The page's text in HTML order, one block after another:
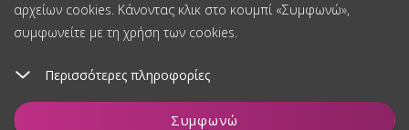
αρχείων cookies. Κάνοντας κλικ στο κουμπί «Συμφωνώ»,
συμφωνείτε με τη χρήση των cookies.
Περισσότερες πληροφορίες
Συμφωνώ
Προσθήκη στο καλάθι